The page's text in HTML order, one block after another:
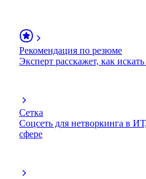
Рекомендация по резюме
Эксперт расскажет, как
Сетка
Соцсеть для нетворкинга в
сфере